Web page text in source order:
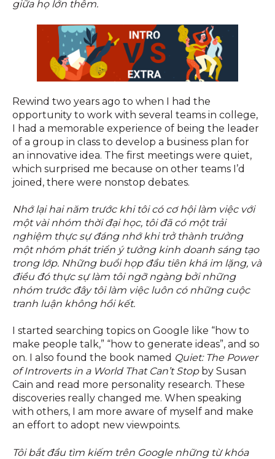
giữa họ lớn thêm.
Rewind two years ago to when I had the
opportunity to work with several teams in college,
I had a memorable experience of being the leader
of a group in class to develop a business plan for
an innovative idea. The first meetings were quiet,
which surprised me because on other teams I’d
joined, there were nonstop debates.
Nhớ lại hai năm trước khi tôi có cơ hội làm việc với
một vài nhóm thời đại học, tôi đã có một trải
nghiệm thực sự đáng nhớ khi trở thành trưởng
một nhóm phát triển ý tưởng kinh doanh sáng tạo
trong lớp. Những buổi họp đầu tiên khá im lặng, và
điều đó thực sự làm tôi ngỡ ngàng bởi những
nhóm trước đây tôi làm việc luôn có những cuộc
tranh luận không hồi kết.
I started searching topics on Google like “how to
make people talk,” “how to generate ideas”, and so
on. I also found the book named Quiet: The Power
of Introverts in a World That Can’t Stopby Susan
Cain and read more personality research. These
discoveries really changed me. When speaking
with others, I am more aware of myself and make
an effort to adopt new viewpoints.
Tôi bắt đầu tìm kiếm trên Google những từ khóa